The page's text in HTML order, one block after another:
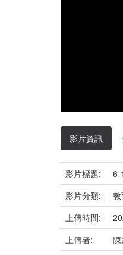
影片資訊
影片標題:
6-
影片分類:
上傳時間:
上傳者: